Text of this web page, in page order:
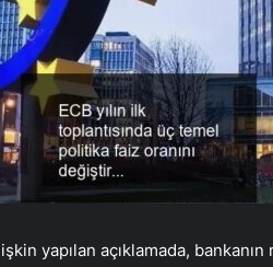
yapılan açıklamada,